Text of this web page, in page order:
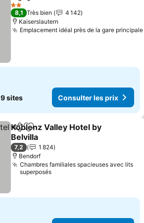
2 Étoiles
8,1 Très bien
4 142
Kaiserslautern
Emplacement idéal près de la gare principale
9 sites Consulter les prix
PartagerAjouter à mes favoris
Koblenz Valley Hotel by
Belvilla
Consulter les prix
7,2
1 824
Bendorf
Chambres familiales spacieuses avec lits
superposés